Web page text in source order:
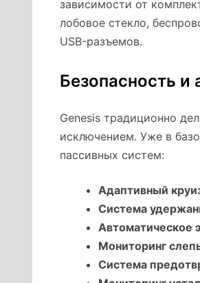
зависимости от
лобовое стекло,
USB-разъемов.
Безопасность и
Genesis традиционно
исключением. Уже в
пассивных систем:
Адаптивный
Система
Автоматическое
Мониторинг
Система